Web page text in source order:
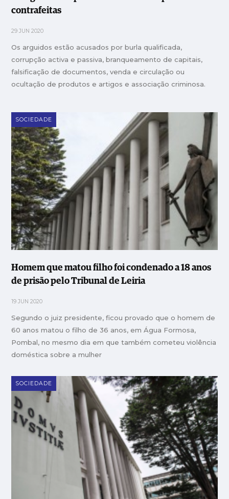
contrafeitas
29 JUN 2020
Os arguidos estão acusados por burla qualificada,
corrupção activa e passiva, branqueamento de capitais,
falsificação de documentos, venda e circulação ou
ocultação de produtos e artigos e associação criminosa.
SOCIEDADE
Homem que matou filho foi condenado a 18 anos
de prisão pelo Tribunal de Leiria
19 JUN 2020
Segundo o juiz presidente, ficou provado que o homem de
60 anos matou o filho de 36 anos, em Água Formosa,
Pombal, no mesmo dia em que também cometeu violência
doméstica sobre a mulher
SOCIEDADE